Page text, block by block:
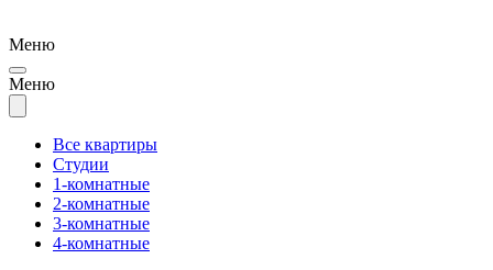
Меню
Меню
Все квартиры
Студии
1-комнатные
2-комнатные
3-комнатные
4-комнатные